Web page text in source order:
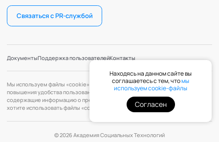
Связаться с PR-службой
ДокументыПоддержка пользователейКонтакты
Мы используем файлы «cookie» с целью персонализации сервисов и
повышения удобства пользования веб-сайтом. «Cookie» — файлы,
содержащие информацию о предыдущих посещениях веб-сайта. Если вы не
хотите использовать файлы «cookie», измените настройки браузера.
© 2026 Академия Социальных Технологий
Находясь на данном сайте вы
соглашаетесь с тем, чтомы
используем cookie-файлы
Согласен